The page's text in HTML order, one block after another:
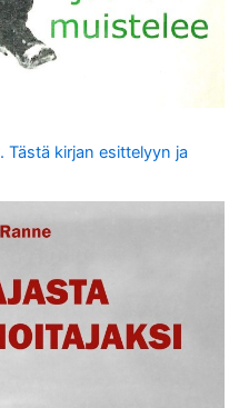
. Tästä kirjan esittelyyn ja